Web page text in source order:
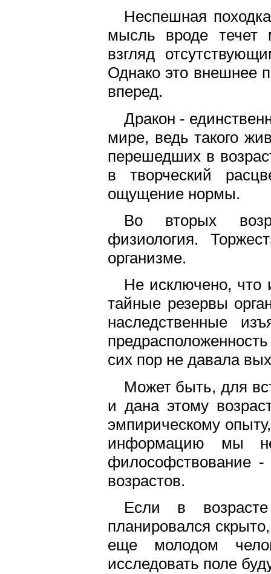
Неспешная
мысль вроде течет
взгляд
Однако это внешнее
вперед.
Дракон -
мире, ведь такого
перешедших в
в творческий
ощущение нормы.
Во вторых
физиология.
организме.
Не исключено, что
тайные резервы
наследственные
сих пор не давала
Может быть, для
и дана этому
эмпирическому
информацию мы
философствование -
возрастов.
Если в
планировался
еще молодом
исследовать поле